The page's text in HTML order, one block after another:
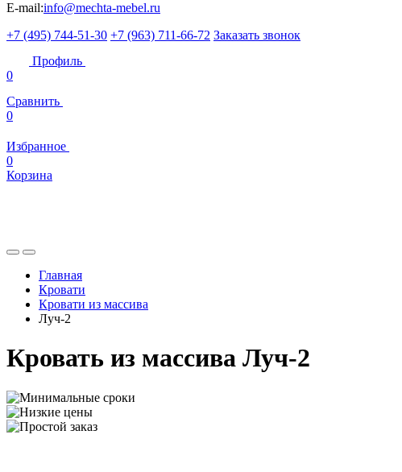
E-mail:info@mechta-mebel.ru
+7 (495) 744-51-30 +7 (963) 711-66-72 Заказать звонок
Профиль
0
Сравнить
0
Избранное
0
Корзина
Главная
Кровати
Кровати из массива
Луч-2
Кровать из массива Луч-2